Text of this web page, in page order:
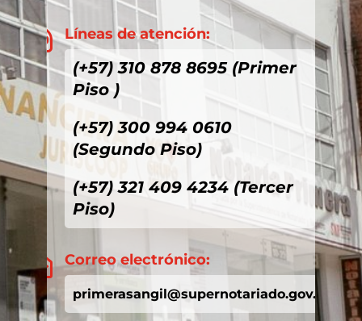
 Líneas de atención:
(+57) 310 878 8695 (Primer
Piso )
(+57) 300 994 0610
(Segundo Piso)
(+57) 321 409 4234 (Tercer
Piso)
 Correo electrónico:
primerasangil@supernotariado.gov.co